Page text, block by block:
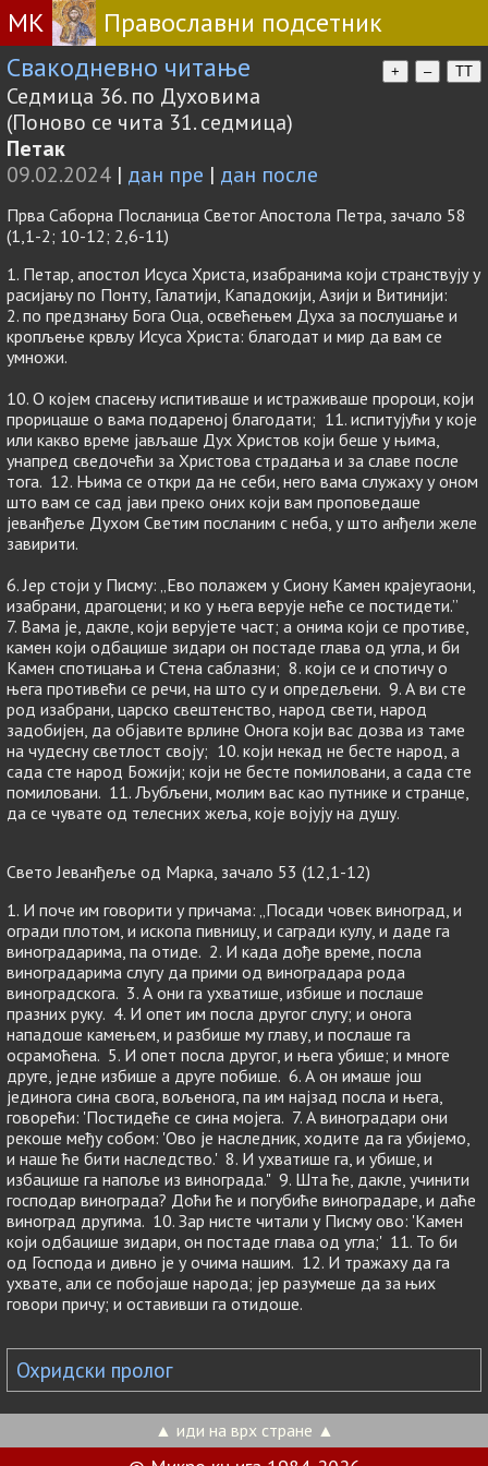
МК
Православни подсетник
Свакодневно читање
+ – TT
Седмица 36. по Духовима
(Поново се чита 31. седмица)
Петак
09.02.2024 | дан пре | дан после
Прва Саборна Посланица Светог Апостола Петра, зачало 58
(1,1-2; 10-12; 2,6-11)
1. Петар, апостол Исуса Христа, изабранима који странствују у
расијању по Понту, Галатији, Кападокији, Азији и Витинији:
2. по предзнању Бога Оца, освећењем Духа за послушање и
кропљење крвљу Исуса Христа: благодат и мир да вам се
умножи.
10. О којем спасењу испитиваше и истраживаше пророци, који
прорицаше о вама подареној благодати; 11. испитујући у које
или какво време јављаше Дух Христов који беше у њима,
унапред сведочећи за Христова страдања и за славе после
тога. 12. Њима се откри да не себи, него вама служаху у оном
што вам се сад јави преко оних који вам проповедаше
јеванђеље Духом Светим посланим с неба, у што анђели желе
завирити.
6. Јер стоји у Писму: „Ево полажем у Сиону Камен крајеугаони,
изабрани, драгоцени; и ко у њега верује неће се постидети.”
7. Вама је, дакле, који верујете част; а онима који се противе,
камен који одбацише зидари он постаде глава од угла, и би
Камен спотицања и Стена саблазни; 8. који се и спотичу о
њега противећи се речи, на што су и опредељени. 9. А ви сте
род изабрани, царско свештенство, народ свети, народ
задобијен, да објавите врлине Онога који вас дозва из таме
на чудесну светлост своју; 10. који некад не бесте народ, а
сада сте народ Божији; који не бесте помиловани, а сада сте
помиловани. 11. Љубљени, молим вас као путнике и странце,
да се чувате од телесних жеља, које војују на душу.
Свето Јеванђеље од Марка, зачало 53 (12,1-12)
1. И поче им говорити у причама: „Посади човек виноград, и
огради плотом, и ископа пивницу, и сагради кулу, и даде га
виноградарима, па отиде. 2. И када дође време, посла
виноградарима слугу да прими од виноградара рода
виноградскога. 3. А они га ухватише, избише и послаше
празних руку. 4. И опет им посла другог слугу; и онога
нападоше камењем, и разбише му главу, и послаше га
осрамоћена. 5. И опет посла другог, и њега убише; и многе
друге, једне избише а друге побише. 6. А он имаше још
јединога сина свога, вољенога, па им најзад посла и њега,
говорећи: 'Постидеће се сина мојега. 7. А виноградари они
рекоше међу собом: 'Ово је наследник, ходите да га убијемо,
и наше ће бити наследство.' 8. И ухватише га, и убише, и
избацише га напоље из винограда." 9. Шта ће, дакле, учинити
господар винограда? Доћи ће и погубиће виноградаре, и даће
виноград другима. 10. Зар нисте читали у Писму ово: 'Камен
који одбацише зидари, он постаде глава од угла;' 11. То би
од Господа и дивно је у очима нашим. 12. И тражаху да га
ухвате, али се побојаше народа; јер разумеше да за њих
говори причу; и оставивши га отидоше.
Охридски пролог
▲ иди на врх стране ▲